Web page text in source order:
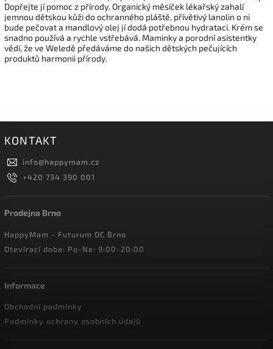
Dopřejte jí pomoc z přírody. Organický měsíček lékařský zahalí
jemnou dětskou kůži do ochranného pláště, přívětivý lanolin o ni
bude pečovat a mandlový olej jí dodá potřebnou hydrataci. Krém se
snadno používá a rychle vstřebává. Maminky a porodní asistentky
vědí, že ve Weledě předáváme do našich dětských pečujících
produktů harmonii přírody.
KONTAKT
info@happymam.cz
+420 734 390 001
Prodejna Brno
HappyMam - Futurum OC Brno
Otevírací doba: Po-Ne: 9:00-20:00
Informace
Obchodní podmínky
Podmínky ochrany osobních údajů